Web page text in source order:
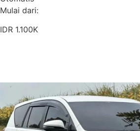
Mulai dari:
IDR 1.100K